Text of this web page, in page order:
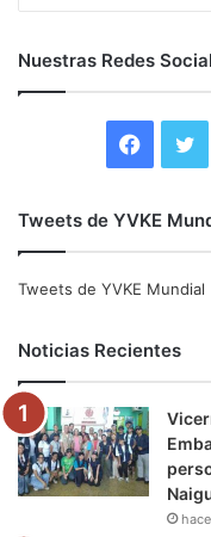
Nuestras Redes
e
o
o
k
t
e
r
Tweets de YVKE
Tweets de YVKE Mundial
Noticias Recientes